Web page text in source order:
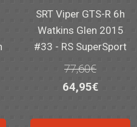
SRT Viper GTS-R 6h
Watkins Glen 2015
#33 - RS SuperSport
77,60€
El
original
64,95€El
actual